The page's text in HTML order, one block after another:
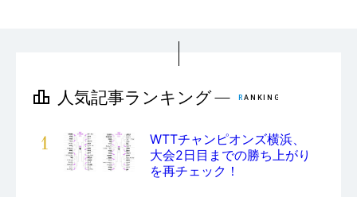
1
WTTチャンピオンズ横浜、
大会2日目までの勝ち上がり
を再チェック！